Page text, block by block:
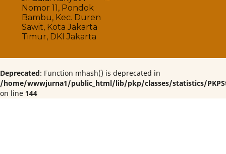
Nomor 11, Pondok
Bambu, Kec. Duren
Sawit, Kota Jakarta
Timur, DKI Jakarta
Deprecated: Function mhash() is deprecated in
/home/wwwjurna1/public_html/lib/pkp/classes/statistics/
on line 144